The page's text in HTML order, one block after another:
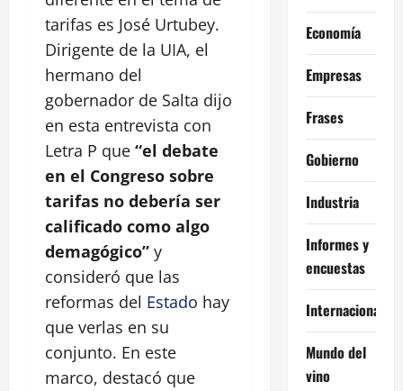
tarifas es José Urtubey.
Dirigente de la UIA, el
hermano del
gobernador de Salta dijo
en esta entrevista con
Letra P que “el debate
en el Congreso sobre
tarifas no debería ser
calificado como algo
demagógico” y
consideró que las
reformas del Estado hay
que verlas en su
conjunto. En este
marco, destacó que
Economía
Empresas
Frases
Gobierno
Industria
Informes y
encuestas
Internacional
Mundo del
vino